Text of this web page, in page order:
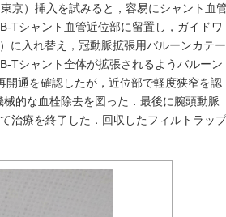
京）挿入を試みると，容易にシャント血管
Tシャント血管近位部に留置し，ガイドワ
入れ替え，冠動脈拡張用バルーンカテー
Tシャント全体が拡張されるようバルーン
通を確認したが，近位部で軽度狭窄を認
的な血栓除去を図った．最後に腕頭動脈
治療を終了した．回収したフィルトラップ